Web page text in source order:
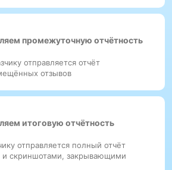
промежуточную отчётность
отправляется отчёт
отзывов
итоговую отчётность
отправляется полный отчёт
и скриншотами, закрывающими